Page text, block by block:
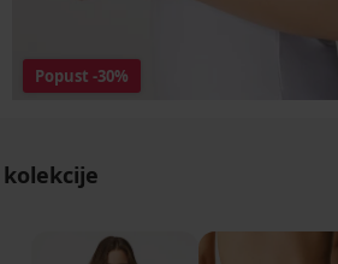
Popust -30%